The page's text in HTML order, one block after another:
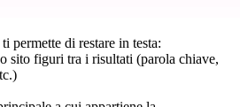
permette di restare in testa:
sito figuri tra i risultati (parola chiave,